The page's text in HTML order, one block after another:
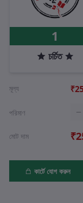
1
চর্চিত
মূল্য
পরিমাণ
মোট দাম
কার্টে যোগ করুন